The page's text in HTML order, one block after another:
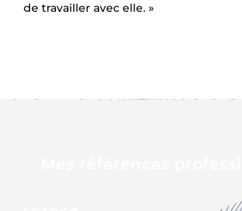
de travailler avec elle. »
Mes références